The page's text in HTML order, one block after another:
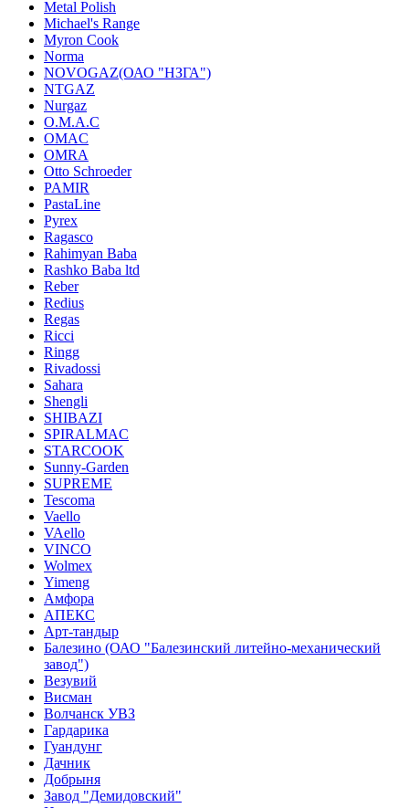
Metal Polish
Michael's Range
Myron Cook
Norma
NOVOGAZ(ОАО "НЗГА")
NTGAZ
Nurgaz
O.M.A.C
OMAC
OMRA
Otto Schroeder
PAMIR
PastaLine
Pyrex
Ragasco
Rahimyan Baba
Rashko Baba ltd
Reber
Redius
Regas
Ricci
Ringg
Rivadossi
Sahara
Shengli
SHIBAZI
SPIRALMAC
STARCOOK
Sunny-Garden
SUPREME
Tescoma
Vaello
VAello
VINCO
Wolmex
Yimeng
Амфора
АПЕКС
Арт-тандыр
Балезино (ОАО "Балезинский литейно-механический
завод")
Везувий
Висман
Волчанск УВЗ
Гардарика
Гуандунг
Дачник
Добрыня
Завод "Демидовский"